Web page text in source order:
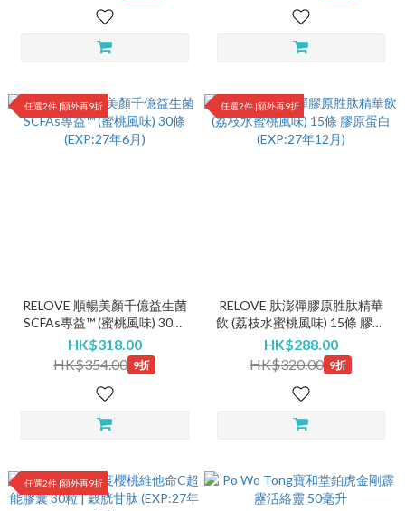
任選2件 |額外再9折
RELOVE 順暢美顏千億益生菌
SCFAs專益™ (蜜桃風味) 30條
(EXP:27年6月)
HK$318.00
HK$354.00 9折
任選2件 |額外再9折
RELOVE 肽澎彈膠原胜肽精華
飲 (荔枝水蜜桃風味) 15條 膠原
蛋白 (EXP:27年12月)
HK$288.00
HK$320.00 9折
任選2件 |額外再9折